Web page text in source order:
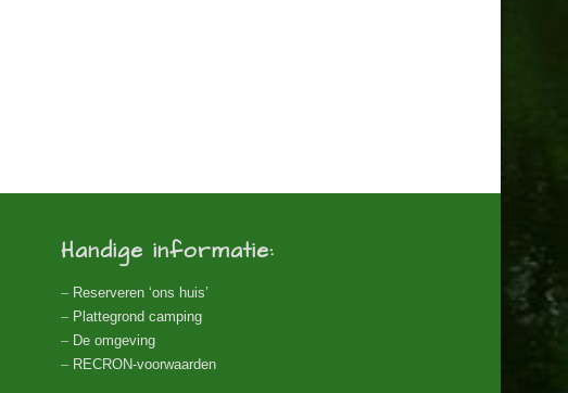
Handige informatie:
– Reserveren ‘ons huis’
– Plattegrond camping
– De omgeving
– RECRON-voorwaarden